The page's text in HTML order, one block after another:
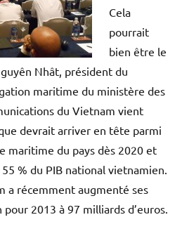
Cela
pourrait
bien être le
Nhât, président du
maritime du ministère des
du Vietnam vient
devrait arriver en tête parmi
maritime du pays dès 2020 et
% du PIB national vietnamien.
a récemment augmenté ses
2013 à 97 milliards d’euros.